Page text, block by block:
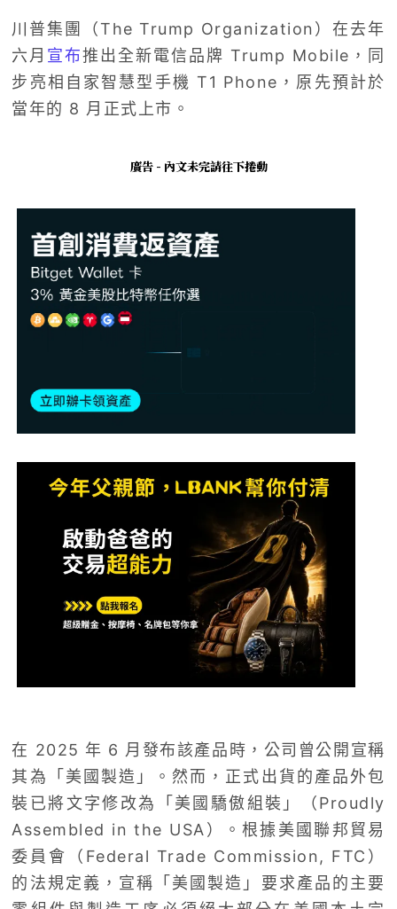
川普集團（The Trump Organization）在去年
六月 宣布推出全新電信品牌 Trump Mobile，同
步亮相自家智慧型手機 T1 Phone，原先預計於
當年的 8 月正式上市。
廣告 - 內文未完請往下捲動
在 2025 年 6 月發布該產品時，公司曾公開宣稱
其為「美國製造」。然而，正式出貨的產品外包
裝已將文字修改為「美國驕傲組裝」（Proudly
Assembled in the USA）。根據美國聯邦貿易
委員會（Federal Trade Commission, FTC）
的法規定義，宣稱「美國製造」要求產品的主要